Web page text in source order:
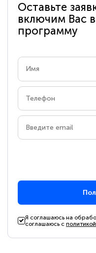
Оставьте
включим Вас
программу
Я соглашаюсь на
соглашаюсь с